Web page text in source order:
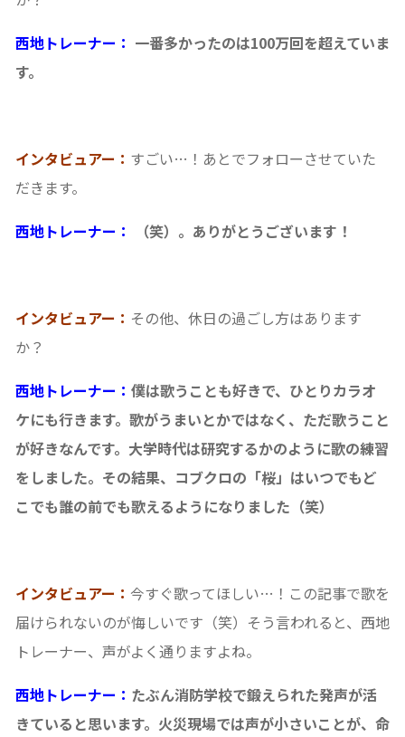
西地トレーナー： 一番多かったのは100万回を超えていま
す。
インタビュアー： すごい…！あとでフォローさせていた
だきます。
西地トレーナー：
（笑）。ありがとうございます！
インタビュアー： その他、休日の過ごし方はあります
か？
西地トレーナー： 僕は歌うことも好きで、ひとりカラオ
ケにも行きます。歌がうまいとかではなく、ただ歌うこと
が好きなんです。大学時代は研究するかのように歌の練習
をしました。その結果、コブクロの「桜」はいつでもど
こでも誰の前でも歌えるようになりました（笑）
インタビュアー： 今すぐ歌ってほしい…！この記事で歌を
届けられないのが悔しいです（笑）そう言われると、西地
トレーナー、声がよく通りますよね。
西地トレーナー： たぶん消防学校で鍛えられた発声が活
きていると思います。火災現場では声が小さいことが、命